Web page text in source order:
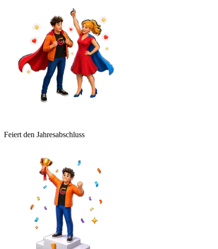
Feiert den Jahresabschluss